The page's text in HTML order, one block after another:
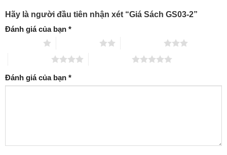
Hãy là người đầu tiên nhận xét “Giá Sách GS03-2”
Đánh giá của bạn *
Đánh giá của bạn *